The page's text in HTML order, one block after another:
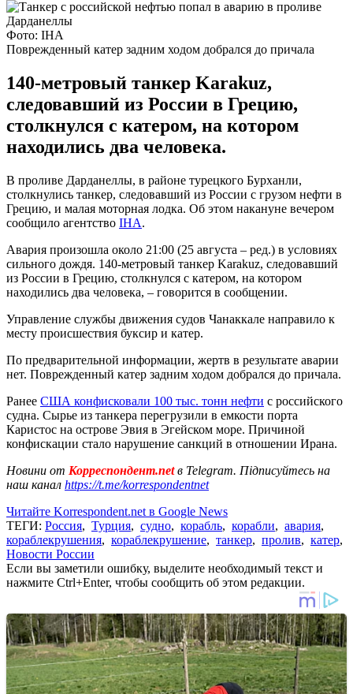
Фото: ІНА
Поврежденный катер задним ходом добрался до причала
140-метровый танкер Karakuz,
следовавший из России в Грецию,
столкнулся с катером, на котором
находились два человека.
В проливе Дарданеллы, в районе турецкого Бурханли,
столкнулись танкер, следовавший из России с грузом нефти в
Грецию, и малая моторная лодка. Об этом накануне вечером
сообщило агентство ІНА.
Авария произошла около 21:00 (25 августа – ред.) в условиях
сильного дождя. 140-метровый танкер Karakuz, следовавший
из России в Грецию, столкнулся с катером, на котором
находились два человека, – говорится в сообщении.
Управление службы движения судов Чанаккале направило к
месту происшествия буксир и катер.
По предварительной информации, жертв в результате аварии
нет. Поврежденный катер задним ходом добрался до причала.
Ранее США конфисковали 100 тыс. тонн нефти с российского
судна. Сырье из танкера перегрузили в емкости порта
Каристос на острове Эвия в Эгейском море. Причиной
конфискации стало нарушение санкций в отношении Ирана.
Новини от Корреспондент.netв Telegram. Підписуйтесь на
наш канал https://t.me/korrespondentnet
Читайте Korrespondent.net в Google News
ТЕГИ: Россия, Турция, судно, корабль, корабли, авария,
кораблекрушения, кораблекрушение, танкер, пролив, катер,
Новости России
Если вы заметили ошибку, выделите необходимый текст и
нажмите Ctrl+Enter, чтобы сообщить об этом редакции.